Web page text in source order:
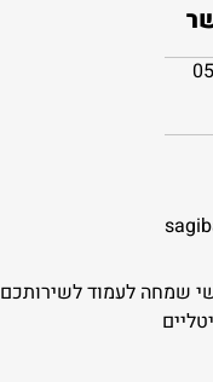
שמחה לעמוד לשירותכם